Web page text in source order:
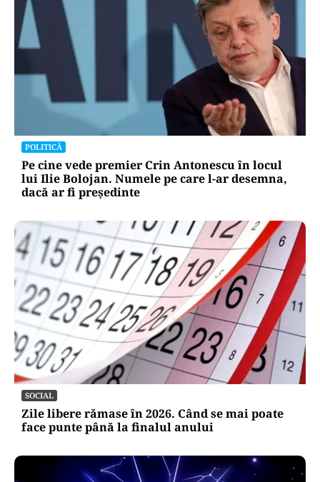
POLITICĂ
Pe cine vede premier Crin Antonescu în locul
lui Ilie Bolojan. Numele pe care l-ar desemna,
dacă ar fi președinte
SOCIAL
Zile libere rămase în 2026. Când se mai poate
face punte până la finalul anului